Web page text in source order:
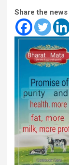
Share the news